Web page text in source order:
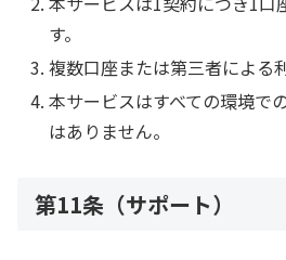
す。
複数口座または第三者による
本サービスはすべての環境で
はありません。
第11条（サポート）